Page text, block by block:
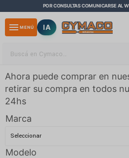
POR CONSULTAS COMUNICARSE AL
menu MENÚ IA
Ahora puede comprar en
retirar su compra en todos
24hs
Marca
Modelo
close